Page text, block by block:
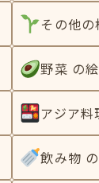
その他
野菜 の
アジア
飲み物